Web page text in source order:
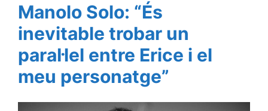
Manolo Solo: “És
inevitable trobar un
paral·lel entre Erice i el
meu personatge”